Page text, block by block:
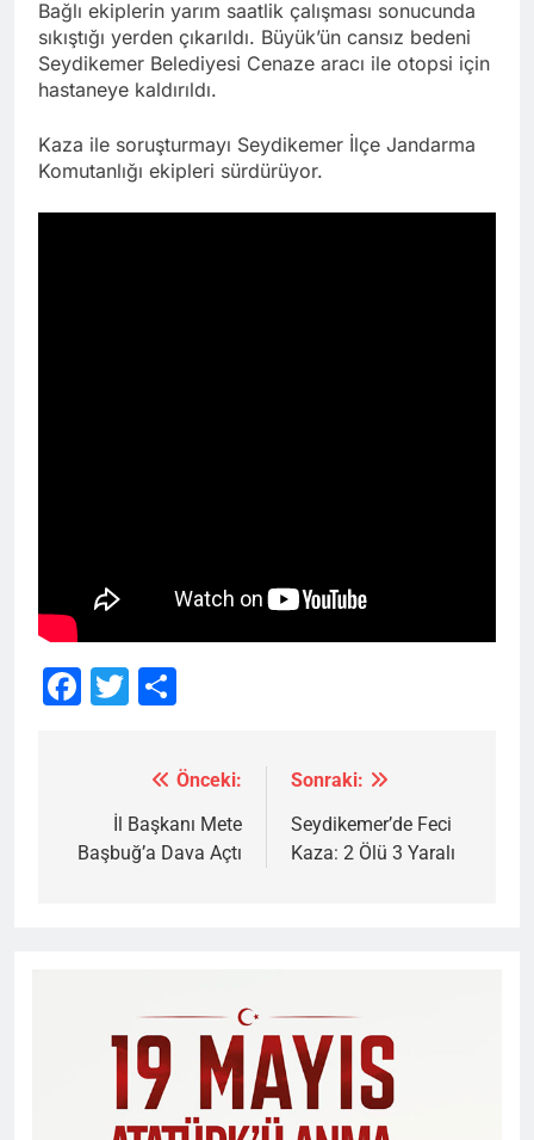
Bağlı ekiplerin yarım saatlik çalışması sonucunda
sıkıştığı yerden çıkarıldı. Büyük’ün cansız bedeni
Seydikemer Belediyesi Cenaze aracı ile otopsi için
hastaneye kaldırıldı.
Kaza ile soruşturmayı Seydikemer İlçe Jandarma
Komutanlığı ekipleri sürdürüyor.
Facebook
Twitter
gezinmesi
Önceki:
İl Başkanı Mete
Başbuğ’a Dava Açtı
Sonraki:
Seydikemer’de Feci
Kaza: 2 Ölü 3 Yaralı